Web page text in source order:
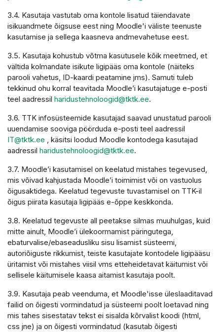
3.4. Kasutaja vastutab oma kontole lisatud täiendavate
isikuandmete õigsuse eest ning Moodle'i väliste teenuste
kasutamise ja sellega kaasneva andmevahetuse eest.
3.5. Kasutaja kohustub võtma kasutusele kõik meetmed, et
vältida kolmandate isikute ligipääs oma kontole (näiteks
parooli vahetus, ID-kaardi peatamine jms). Samuti tuleb
tekkinud ohu korral teavitada Moodle’i kasutajatuge e-posti
teel aadressil haridustehnoloogid@tktk.ee.
3.6. TTK infosüsteemide kasutajad saavad unustatud parooli
uuendamise sooviga pöörduda e-posti teel aadressil
IT@tktk.ee , käsitsi loodud Moodle kontodega kasutajad
aadressil haridustehnoloogid@tktk.ee.
3.7. Moodle’i kasutamisel on keelatud mistahes tegevused,
mis võivad kahjustada Moodle’i toimimist või on vastuolus
õigusaktidega. Keelatud tegevuste tuvastamisel on TTK-il
õigus piirata kasutaja ligipääs e-õppe keskkonda.
3.8. Keelatud tegevuste all peetakse silmas muuhulgas, kuid
mitte ainult, Moodle’i ülekoormamist päringutega,
ebaturvalise/ebaseadusliku sisu lisamist süsteemi,
autoriõiguste rikkumist, teiste kasutajate kontodele ligipääsu
üritamist või mistahes viisil vms etteheidetavat käitumist või
sellisele käitumisele kaasa aitamist kasutaja poolt.
3.9. Kasutaja peab veenduma, et Moodle'isse üleslaaditavad
failid on õigesti vormindatud ja süsteemi poolt loetavad ning
mis tahes sisestatav tekst ei sisalda kõrvalist koodi (html,
css jne) ja on õigesti vormindatud (kasutab õigesti